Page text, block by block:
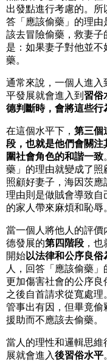
出發點進行考慮的。所
答「應該偷藥」的理
該去冒險偷藥，救妻子
是：如果妻子對他並
藥。
通常來說，一個人進
平發展就會進入到 習俗
德判斷時，會將這些行
在這個水平下， 第三個
段，也就是他們會關注
圍社會角色的和諧一致
藥」的理由就變成了照
照顧好妻子，海因茨
理由則是做賊會導致
的家人帶來麻煩和恥辱
當一個人將他人的評
德發展的第四階段 ，
開始以法律和公序良
人，回答「應該偷藥
更加傷害社會的公序
之後自首請求從寬處
管事出有因，但畢竟
援助而不應該去偷藥。
當人的理性和邏輯思
展就會進入後習俗水平